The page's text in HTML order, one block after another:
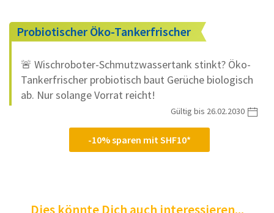
Probiotischer Öko-Tankerfrischer
🚨 Wischroboter-Schmutzwassertank stinkt? Öko-
Tankerfrischer probiotisch baut Gerüche biologisch
ab. Nur solange Vorrat reicht!
-10% sparen mit SHF10*
Gültig bis 26.02.2030
Dies könnte Dich auch interessieren...